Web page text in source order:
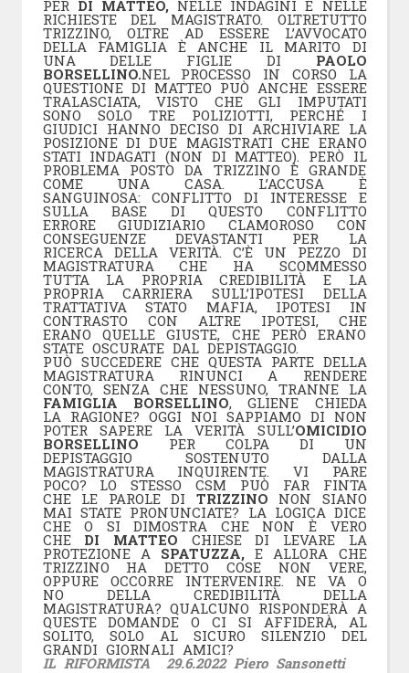
PER DI MATTEO,NELLE INDAGINI E NELLE
RICHIESTE DEL MAGISTRATO. OLTRETUTTO
TRIZZINO, OLTRE AD ESSERE L’AVVOCATO
DELLA FAMIGLIA È ANCHE IL MARITO DI
UNA DELLE FIGLIE DI PAOLO
BORSELLINO.NEL PROCESSO IN CORSO LA
QUESTIONE DI MATTEO PUÒ ANCHE ESSERE
TRALASCIATA, VISTO CHE GLI IMPUTATI
SONO SOLO TRE POLIZIOTTI, PERCHÉ I
GIUDICI HANNO DECISO DI ARCHIVIARE LA
POSIZIONE DI DUE MAGISTRATI CHE ERANO
STATI INDAGATI (NON DI MATTEO). PERÒ IL
PROBLEMA POSTO DA TRIZZINO È GRANDE
COME UNA CASA. L’ACCUSA È
SANGUINOSA: CONFLITTO DI INTERESSE E
SULLA BASE DI QUESTO CONFLITTO
ERRORE GIUDIZIARIO CLAMOROSO CON
CONSEGUENZE DEVASTANTI PER LA
RICERCA DELLA VERITÀ. C’È UN PEZZO DI
MAGISTRATURA CHE HA SCOMMESSO
TUTTA LA PROPRIA CREDIBILITÀ E LA
PROPRIA CARRIERA SULL’IPOTESI DELLA
TRATTATIVA STATO MAFIA, IPOTESI IN
CONTRASTO CON ALTRE IPOTESI, CHE
ERANO QUELLE GIUSTE, CHE PERÒ ERANO
STATE OSCURATE DAL DEPISTAGGIO.
PUÒ SUCCEDERE CHE QUESTA PARTE DELLA
MAGISTRATURA RINUNCI A RENDERE
CONTO, SENZA CHE NESSUNO, TRANNE LA
FAMIGLIA BORSELLINO, GLIENE CHIEDA
LA RAGIONE? OGGI NOI SAPPIAMO DI NON
POTER SAPERE LA VERITÀ SULL’OMICIDIO
BORSELLINO PER COLPA DI UN
DEPISTAGGIO SOSTENUTO DALLA
MAGISTRATURA INQUIRENTE. VI PARE
POCO? LO STESSO CSM PUÒ FAR FINTA
CHE LE PAROLE DI TRIZZINO NON SIANO
MAI STATE PRONUNCIATE? LA LOGICA DICE
CHE O SI DIMOSTRA CHE NON È VERO
CHEDI MATTEO CHIESE DI LEVARE LA
PROTEZIONE A SPATUZZA,E ALLORA CHE
TRIZZINO HA DETTO COSE NON VERE,
OPPURE OCCORRE INTERVENIRE. NE VA O
NO DELLA CREDIBILITÀ DELLA
MAGISTRATURA? QUALCUNO RISPONDERÀ A
QUESTE DOMANDE O CI SI AFFIDERÀ, AL
SOLITO, SOLO AL SICURO SILENZIO DEL
GRANDI GIORNALI AMICI?
IL RIFORMISTA 29.6.2022 Piero Sansonetti